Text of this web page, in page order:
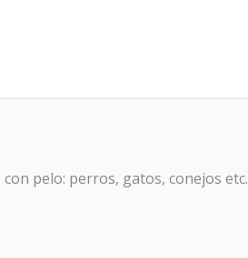
pelo: perros, gatos, conejos etc.